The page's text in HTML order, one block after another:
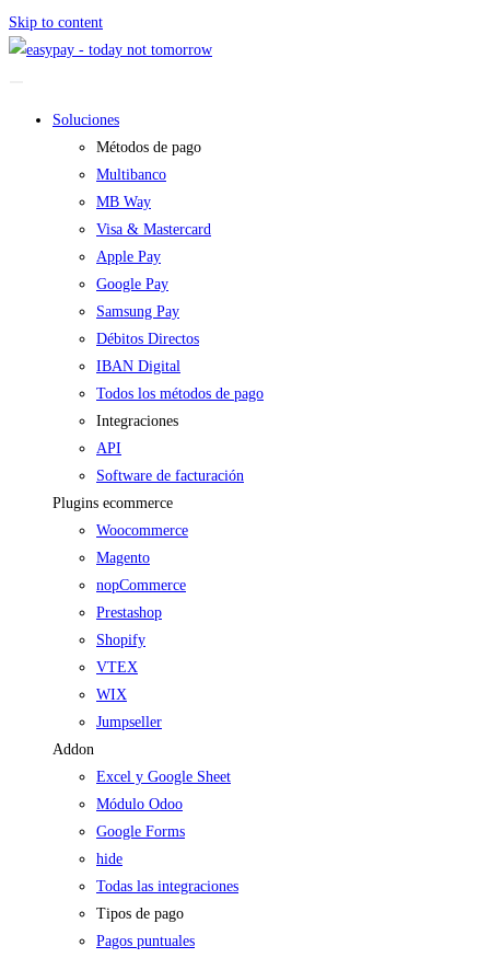
Skip to content
Soluciones
Métodos de pago
Multibanco
MB Way
Visa & Mastercard
Apple Pay
Google Pay
Samsung Pay
Débitos Directos
IBAN Digital
Todos los métodos de pago
Integraciones
API
Software de facturación
Plugins ecommerce
Woocommerce
Magento
nopCommerce
Prestashop
Shopify
VTEX
WIX
Jumpseller
Addon
Excel y Google Sheet
Módulo Odoo
Google Forms
hide
Todas las integraciones
Tipos de pago
Pagos puntuales